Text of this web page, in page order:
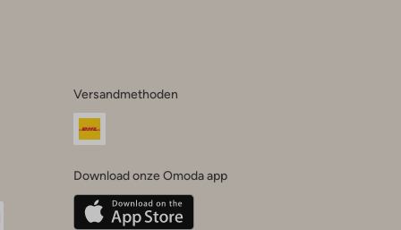
Versandmethoden
Download onze Omoda app